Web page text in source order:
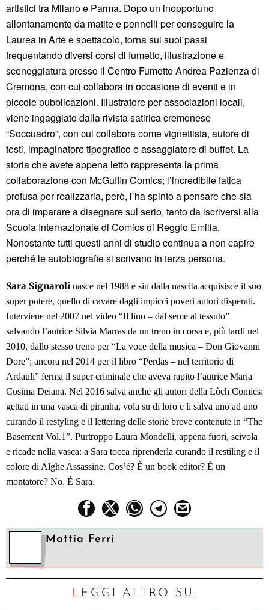
artistici tra Milano e Parma. Dopo un inopportuno
allontanamento da matite e pennelli per conseguire la
Laurea in Arte e spettacolo, torna sui suoi passi
frequentando diversi corsi di fumetto, illustrazione e
sceneggiatura presso il Centro Fumetto Andrea Pazienza di
Cremona, con cui collabora in occasione di eventi e in
piccole pubblicazioni. Illustratore per associazioni locali,
viene ingaggiato dalla rivista satirica cremonese
“Soccuadro”, con cui collabora come vignettista, autore di
testi, impaginatore tipografico e assaggiatore di buffet. La
storia che avete appena letto rappresenta la prima
collaborazione con McGuffin Comics; l’incredibile fatica
profusa per realizzarla, però, l’ha spinto a pensare che sia
ora di imparare a disegnare sul serio, tanto da iscriversi alla
Scuola Internazionale di Comics di Reggio Emilia.
Nonostante tutti questi anni di studio continua a non capire
perché le autobiografie si scrivano in terza persona.
Sara Signaroli nasce nel 1988 e sin dalla nascita acquisisce il suo
super potere, quello di cavare dagli impicci poveri autori disperati.
Interviene nel 2007 nel video “Il lino – dal seme al tessuto”
salvando l’autrice Silvia Marras da un treno in corsa e, più tardi nel
2010, dallo stesso treno per “La voce della musica – Don Giovanni
Dore”; ancora nel 2014 per il libro “Perdas – nel territorio di
Ardauli” ferma il super criminale che aveva rapito l’autrice Maria
Cosima Deiana. Nel 2016 salva anche gli autori della Lòch Comics:
gettati in una vasca di piranha, vola su di loro e li salva uno ad uno
curando il restyling e il lettering delle storie breve contenute in “The
Basement Vol.1”. Purtroppo Laura Mondelli, appena fuori, scivola
e ricade nella vasca: a Sara tocca riprenderla curando il restiling e il
colore di Alghe Assassine. Cos’é? È un book editor? È un
montatore? No. È Sara.
Mattia Ferri
LEGGI ALTRO SU: